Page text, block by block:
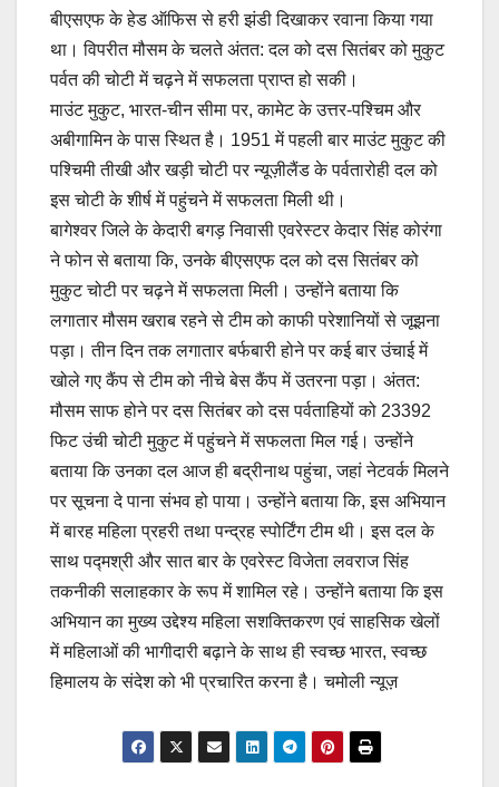
बीएसएफ के हेड ऑफिस से हरी झंडी दिखाकर रवाना किया गया
था। विपरीत मौसम के चलते अंतत: दल को दस सितंबर को मुकुट
पर्वत की चोटी में चढ़ने में सफलता प्राप्त हो सकी।
माउंट मुकुट, भारत-चीन सीमा पर, कामेट के उत्तर-पश्चिम और
अबीगामिन के पास स्थित है। 1951 में पहली बार माउंट मुकुट की
पश्चिमी तीखी और खड़ी चोटी पर न्यूज़ीलैंड के पर्वतारोही दल को
इस चोटी के शीर्ष में पहुंचने में सफलता मिली थी।
बागेश्वर जिले के केदारी बगड़ निवासी एवरेस्टर केदार सिंह कोरंगा
ने फोन से बताया कि, उनके बीएसएफ दल को दस सितंबर को
मुकुट चोटी पर चढ़ने में सफलता मिली। उन्होंने बताया कि
लगातार मौसम खराब रहने से टीम को काफी परेशानियों से जूझना
पड़ा। तीन दिन तक लगातार बर्फबारी होने पर कई बार उंचाई में
खोले गए कैंप से टीम को नीचे बेस कैंप में उतरना पड़ा। अंतत:
मौसम साफ होने पर दस सितंबर को दस पर्वताहियों को 23392
फिट उंची चोटी मुकुट में पहुंचने में सफलता मिल गई। उन्होंने
बताया कि उनका दल आज ही बद्रीनाथ पहुंचा, जहां नेटवर्क मिलने
पर सूचना दे पाना संभव हो पाया। उन्होंने बताया कि, इस अभियान
में बारह महिला प्रहरी तथा पन्द्रह स्पोर्टिंग टीम थी। इस दल के
साथ पद्मश्री और सात बार के एवरेस्ट विजेता लवराज सिंह
तकनीकी सलाहकार के रूप में शामिल रहे। उन्होंने बताया कि इस
अभियान का मुख्य उद्देश्य महिला सशक्तिकरण एवं साहसिक खेलों
में महिलाओं की भागीदारी बढ़ाने के साथ ही स्वच्छ भारत, स्वच्छ
हिमालय के संदेश को भी प्रचारित करना है। चमोली न्यूज़